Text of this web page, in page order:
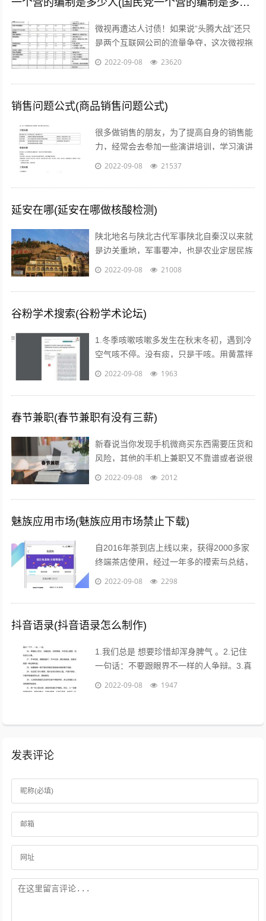
一个营的编制是多少人(国民党一个营的编制是多少人)
微视再遭达人讨债！如果说“头腾大战”还只
是两个互联网公司的流量争夺，这次微视拖
欠达人补贴额的行为，无疑是雪上加霜，让
2022-09-08 23620
销售问题公式(商品销售问题公式)
很多做销售的朋友，为了提高自身的销售能
力，经常会去参加一些演讲培训，学习演讲
能力，训练自己的执行力，树立强大销售自
2022-09-08 21537
延安在哪(延安在哪做核酸检测)
陕北地名与陕北古代军事陕北自秦汉以来就
是边关重地，军事要冲，也是农业定居民族
与游牧民族互相争夺的要地。历代统治者为
2022-09-08 21008
谷粉学术搜索(谷粉学术论坛)
1.冬季咳嗽咳嗽多发生在秋末冬初，遇到冷
空气咳不停。没有痰，只是干咳。用黄蒿拌
上鸡蛋，搅匀。用香油来煎鸡蛋。然后趁热
2022-09-08 1963
春节兼职(春节兼职有没有三薪)
新春说当你发现手机微商买东西需要压货和
风险，其他的手机上兼职又不靠谱或者说很
不靠谱的时候，来吧，终于等到啦！新春切
2022-09-08 2012
魅族应用市场(魅族应用市场禁止下载)
自2016年茶到店上线以来，获得2000多家
终端茶店使用，经过一年多的摸索与总结，
茶到店APP Beta2.0版本于2017年4月26日
2022-09-08 2298
抖音语录(抖音语录怎么制作)
1.我们总是 想要珍惜却浑身脾气 。2.记住
一句话：不要跟眼界不一样的人争辩。3.真
的不用时刻替别人着想，不是每个人都能把
2022-09-08 1947
发表评论